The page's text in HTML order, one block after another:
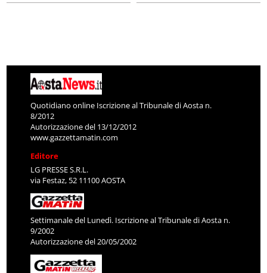
Quotidiano online Iscrizione al Tribunale di Aosta n.
8/2012
Autorizzazione del 13/12/2012
www.gazzettamatin.com
Editore
LG PRESSE S.R.L.
via Festaz, 52 11100 AOSTA
Settimanale del Lunedì. Iscrizione al Tribunale di Aosta n.
9/2002
Autorizzazione del 20/05/2002